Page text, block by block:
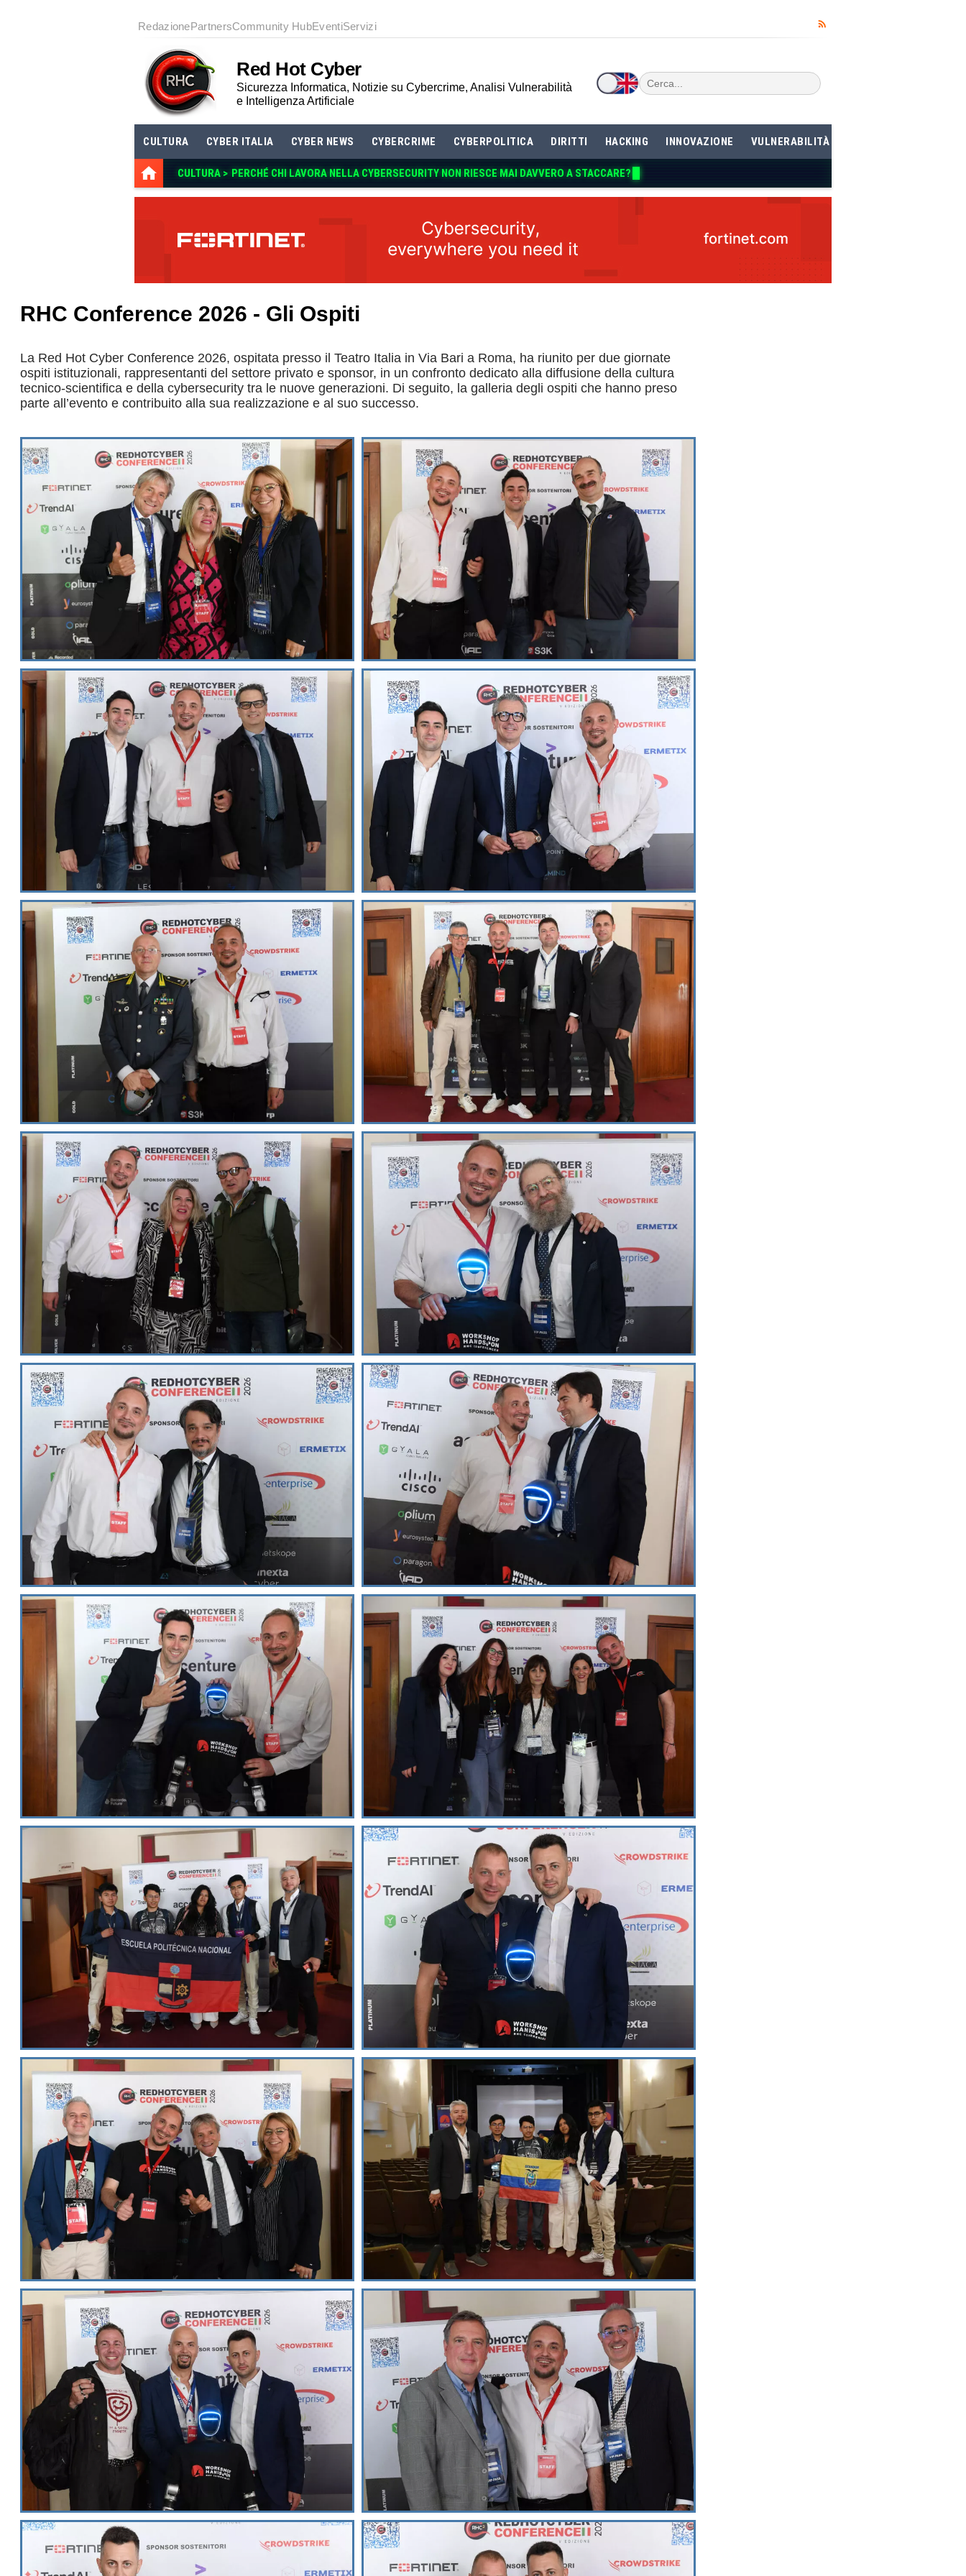
RedazionePartnersCommunity HubEventiServizi
Red Hot Cyber
Sicurezza Informatica, Notizie su Cybercrime, Analisi Vulnerabilità
e Intelligenza Artificiale
CULTURA CYBER ITALIA CYBER NEWS CYBERCRIME CYBERPOLITICA DIRITTI HACKING INNOVAZIONE VULNERABILITÀ
CULTURA > PERCHÉ CHI LA
RHC Conference 2026 - Gli Ospiti
La Red Hot Cyber Conference 2026, ospitata presso il Teatro Italia in Via Bari a Roma, ha riunito per due giornate
ospiti istituzionali, rappresentanti del settore privato e sponsor, in un confronto dedicato alla diffusione della cultura
tecnico-scientifica e della cybersecurity tra le nuove generazioni. Di seguito, la galleria degli ospiti che hanno preso
parte all’evento e contribuito alla sua realizzazione e al suo successo.